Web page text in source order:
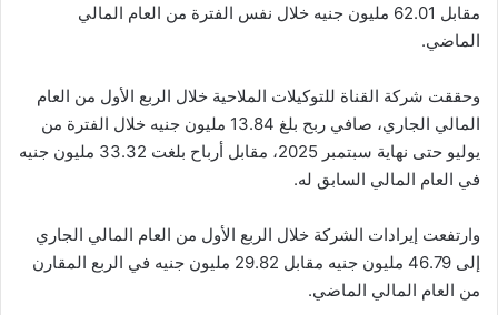
مقابل 62.01 مليون جنيه خلال نفس الفترة من العام المالي
الماضي.
وحققت شركة القناة للتوكيلات الملاحية خلال الربع الأول من العام
المالي الجاري، صافي ربح بلغ 13.84 مليون جنيه خلال الفترة من
يوليو حتى نهاية سبتمبر 2025، مقابل أرباح بلغت 33.32 مليون جنيه
في العام المالي السابق له.
وارتفعت إيرادات الشركة خلال الربع الأول من العام المالي الجاري
إلى 46.79 مليون جنيه مقابل 29.82 مليون جنيه في الربع المقارن
من العام المالي الماضي.